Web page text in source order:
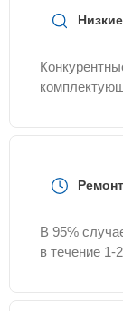
В 95%
в течение 1-